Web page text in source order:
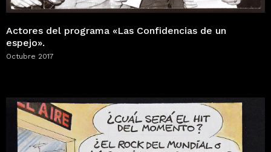
Actores del programa «Las Confidencias de un
espejo».
Octubre 2017